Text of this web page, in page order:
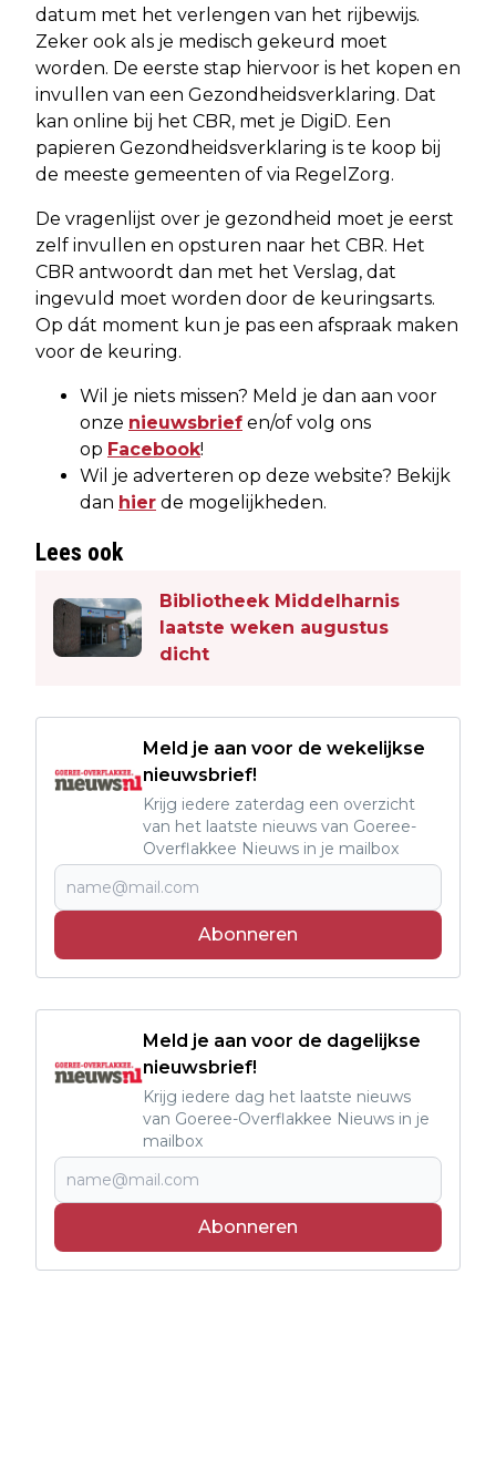
datum met het verlengen van het rijbewijs.
Zeker ook als je medisch gekeurd moet
worden. De eerste stap hiervoor is het kopen en
invullen van een Gezondheidsverklaring. Dat
kan online bij het CBR, met je DigiD. Een
papieren Gezondheidsverklaring is te koop bij
de meeste gemeenten of via RegelZorg.
De vragenlijst over je gezondheid moet je eerst
zelf invullen en opsturen naar het CBR. Het
CBR antwoordt dan met het Verslag, dat
ingevuld moet worden door de keuringsarts.
Op dát moment kun je pas een afspraak maken
voor de keuring.
Wil je niets missen? Meld je dan aan voor
onze nieuwsbrief en/of volg ons
op Facebook!
Wil je adverteren op deze website? Bekijk
dan hier de mogelijkheden.
Lees ook
Bibliotheek Middelharnis
laatste weken augustus
dicht
Meld je aan voor de wekelijkse
nieuwsbrief!
Krijg iedere zaterdag een overzicht
van het laatste nieuws van Goeree-
Overflakkee Nieuws in je mailbox
Abonneren
Meld je aan voor de dagelijkse
nieuwsbrief!
Krijg iedere dag het laatste nieuws
van Goeree-Overflakkee Nieuws in je
mailbox
Abonneren